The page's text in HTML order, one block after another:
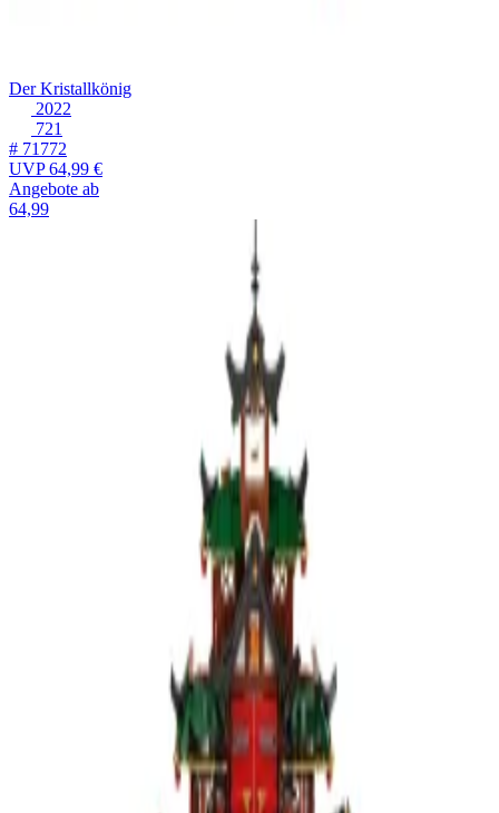
Der Kristallkönig
2022
721
# 71772
UVP64,99 €
Angebote ab
64,99